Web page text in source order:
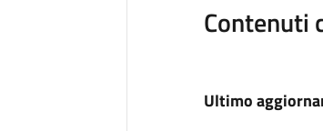
Contenuti
Ultimo